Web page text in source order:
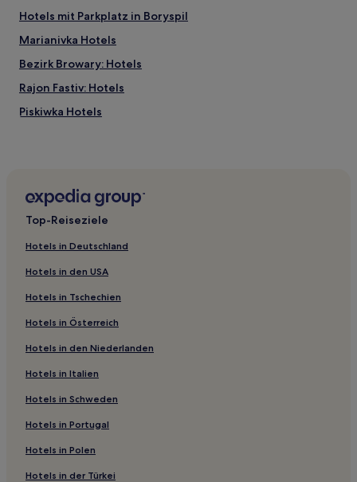
Hotels mit Parkplatz in Boryspil
Marianivka Hotels
Bezirk Browary: Hotels
Rajon Fastiv: Hotels
Piskiwka Hotels
Bezirk Vyshhorod: Hotels
Bezirk Bila Tserkva: Hotels
Top-Reiseziele
Hotels in Deutschland
Hotels in den USA
Hotels in Tschechien
Hotels in Österreich
Hotels in den Niederlanden
Hotels in Italien
Hotels in Schweden
Hotels in Portugal
Hotels in Polen
Hotels in der Türkei